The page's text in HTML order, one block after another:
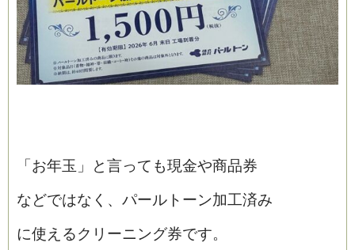
「お年玉」と言っても現金や商品券
などではなく、パールトーン加工済み
に使えるクリーニング券です。